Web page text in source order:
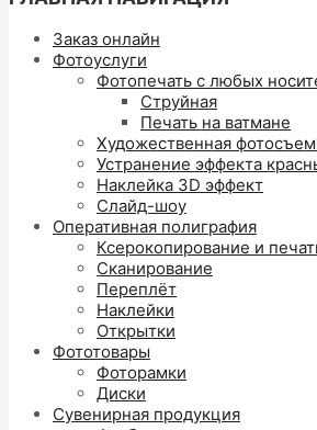
Заказ онлайн
Фотоуслуги
Фотопечать с любых
Струйная
Печать на ватмане
Художественная
Устранение эффекта
Наклейка 3D эффект
Слайд-шоу
Оперативная полиграфия
Ксерокопирование и
Сканирование
Переплёт
Наклейки
Открытки
Фототовары
Фоторамки
Диски
Сувенирная продукция